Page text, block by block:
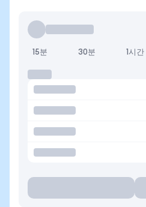
15분 30분 1시간